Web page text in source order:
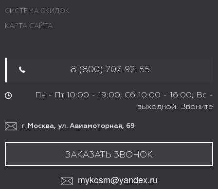
СИСТЕМА СКИДОК
КАРТА САЙТА
8 (800) 707-92-55
Пн - Пт 10:00 - 19:00; Сб 10:00 - 16:00; Вс -
выходной. Звоните
г. Москва, ул. Авиамоторная, 69
ЗАКАЗАТЬ ЗВОНОК
mykosm@yandex.ru